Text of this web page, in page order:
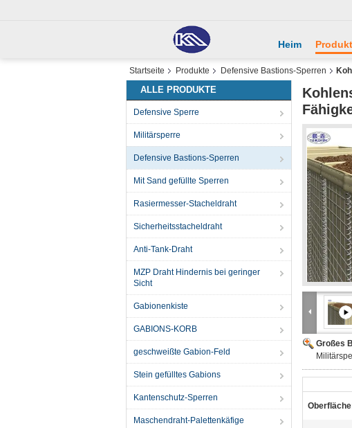
Heim
Startseite Produkte Defensive Bastions-Sperren
ALLE PRODUKTE
Defensive Sperre
Militärsperre
Defensive Bastions-Sperren
Mit Sand gefüllte Sperren
Rasiermesser-Stacheldraht
Sicherheitsstacheldraht
Anti-Tank-Draht
MZP Draht Hindernis bei geringer
Sicht
Gabionenkiste
GABIONS-KORB
geschweißte Gabion-Feld
Stein gefülltes Gabions
Kantenschutz-Sperren
Maschendraht-Palettenkäfige
Großes